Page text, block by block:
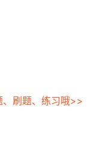
、刷题、练习哦>>